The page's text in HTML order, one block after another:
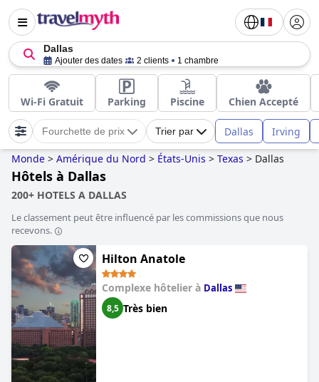
Dallas
Ajouter des dates 2 clients 1 chambre
Wi-Fi Gratuit Parking Piscine Chien Accepté
Fourchette de prix Trier par Dallas Irving
Monde > Amérique du Nord > États-Unis > Texas > Dallas
Hôtels à Dallas
200+ HOTELS A DALLAS
Le classement peut être influencé par les commissions que nous
recevons.
Hilton Anatole
Complexe hôtelier à Dallas
8,5 Très bien